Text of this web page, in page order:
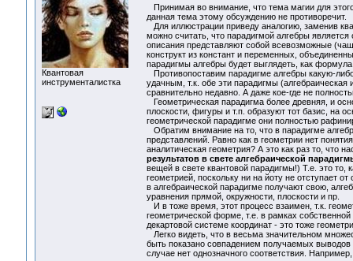
Квантовая
инструменталистка
Принимая во внимание, что тема магии для
данная тема этому обсуждению не противоречит.
Для иллюстрации приведу аналогию, заменив
можно считать, что парадигмой алгебры
описания представляют собой всевозможные
конструкт из констант и переменных,
парадигмы алгебры будет выглядеть, как
Противопоставим парадигме алгебры какую-
удачным, т.к. обе эти парадигмы
сравнительно недавно. А даже кое-где не
Геометрическая парадигма более древняя, и
плоскости, фигуры и т.п. образуют тот базис, на
геометрической парадигме они полностью
Обратим внимание на то, что в парадигме
представлений. Равно как в геометрии нет
аналитическая геометрия? А это как раз то, что
результатов в свете алгебраической
вещей в свете квантовой парадигмы!) Т.е. это то,
геометрией, поскольку ни на йоту не отступает
в алгебраической парадигме получают свою,
уравнения прямой, окружности, плоскости и пр.
И в тоже время, этот процесс взаимен, т.к.
геометрической форме, т.е. в рамках
декартовой системе координат - это тоже
Легко видеть, что в весьма значительном
быть показано совпадением получаемых
случае нет однозначного соответствия.